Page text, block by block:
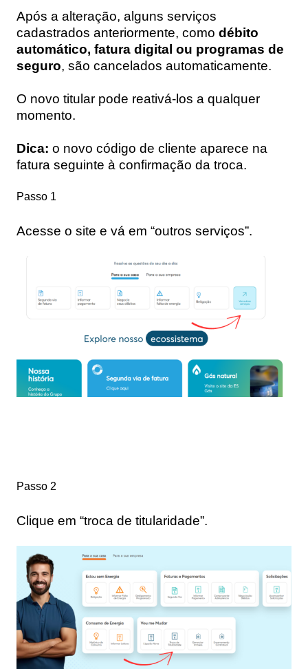
Após a alteração, alguns serviços
cadastrados anteriormente, como débito
automático, fatura digital ou programas de
seguro, são cancelados automaticamente.
O novo titular pode reativá-los a qualquer
momento.
Dica: o novo código de cliente aparece na
fatura seguinte à confirmação da troca.
Passo 1
Acesse o site e vá em “outros serviços”.
Passo 2
Clique em “troca de titularidade”.